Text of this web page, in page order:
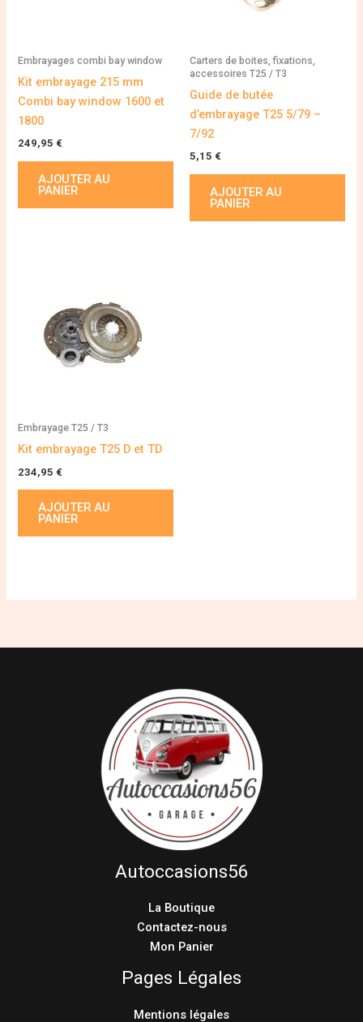
Embrayages combi bay window
Kit embrayage 215 mm
Combi bay window 1600 et
1800
249,95 €
AJOUTER AU
PANIER
Carters de boites, fixations,
accessoires T25 / T3
Guide de butée
d’embrayage T25 5/79 –
7/92
5,15 €
AJOUTER AU
PANIER
Embrayage T25 / T3
Kit embrayage T25 D et TD
234,95 €
AJOUTER AU
PANIER
Autoccasions56
La Boutique
Contactez-nous
Mon Panier
Pages Légales
Mentions légales